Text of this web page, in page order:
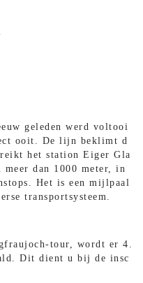
geleden werd voltooi
ooit. De lijn beklimt d
het station Eiger Gla
dan 1000 meter, in
Het is een mijlpaal
transportsysteem.
tour, wordt er 4.
Dit dient u bij de insc